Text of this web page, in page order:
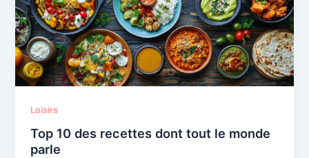
Loisirs
Top 10 des recettes dont tout le monde
parle